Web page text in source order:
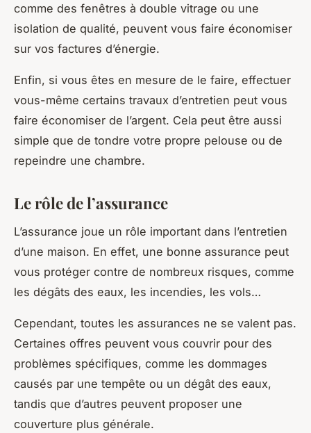
comme des fenêtres à double vitrage ou une
isolation de qualité, peuvent vous faire économiser
sur vos factures d’énergie.
Enfin, si vous êtes en mesure de le faire, effectuer
vous-même certains travaux d’entretien peut vous
faire économiser de l’argent. Cela peut être aussi
simple que de tondre votre propre pelouse ou de
repeindre une chambre.
Le rôle de l’assurance
L’assurance joue un rôle important dans l’entretien
d’une maison. En effet, une bonne assurance peut
vous protéger contre de nombreux risques, comme
les dégâts des eaux, les incendies, les vols…
Cependant, toutes les assurances ne se valent pas.
Certaines offres peuvent vous couvrir pour des
problèmes spécifiques, comme les dommages
causés par une tempête ou un dégât des eaux,
tandis que d’autres peuvent proposer une
couverture plus générale.